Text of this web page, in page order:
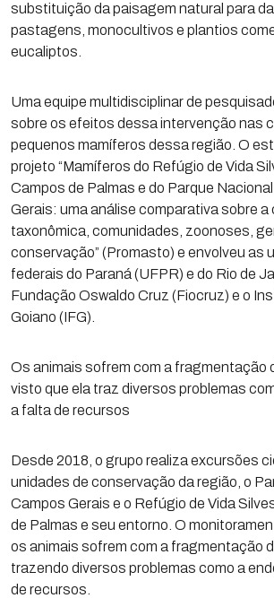
substituição da paisagem natural para
pastagens, monocultivos e plantios
eucaliptos.
Uma equipe multidisciplinar de
sobre os efeitos dessa intervenção nas
pequenos mamíferos dessa região. O
projeto “Mamíferos do Refúgio de Vida
Campos de Palmas e do Parque
Gerais: uma análise comparativa sobre a
taxonômica, comunidades, zoonoses,
conservação” (Promasto) e envolveu as
federais do Paraná (UFPR) e do Rio de
Fundação Oswaldo Cruz (Fiocruz) e o
Goiano (IFG).
Os animais sofrem com a fragmentação
visto que ela traz diversos problemas
a falta de recursos
Desde 2018, o grupo realiza excursões
unidades de conservação da região, o
Campos Gerais e o Refúgio de Vida
de Palmas e seu entorno. O
os animais sofrem com a fragmentação
trazendo diversos problemas como a
de recursos.